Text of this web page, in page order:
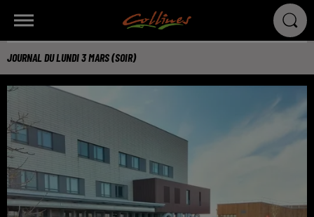
JOURNAL DU LUNDI 3 MARS (SOIR)